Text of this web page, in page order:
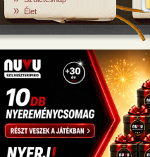
» Élet